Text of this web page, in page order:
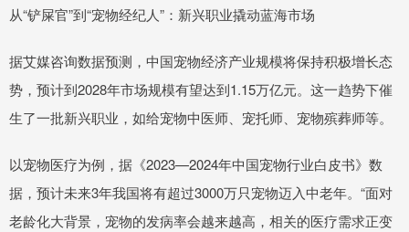
从“铲屎官”到“宠物经纪人”：新兴职业撬动蓝海市场
据艾媒咨询数据预测，中国宠物经济产业规模将保持积极增长态
势，预计到2028年市场规模有望达到1.15万亿元。这一趋势下催
生了一批新兴职业，如给宠物中医师、宠托师、宠物殡葬师等。
以宠物医疗为例，据《2023—2024年中国宠物行业白皮书》数
据，预计未来3年我国将有超过3000万只宠物迈入中老年。“面对
老龄化大背景，宠物的发病率会越来越高，相关的医疗需求正变